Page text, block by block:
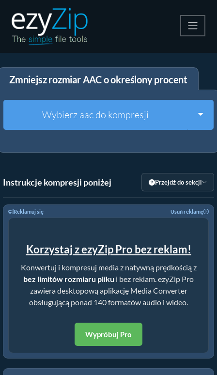
Rozpakuj
Inne narzędzia
Zmniejsz rozmiar AAC o określony procent
Wybierz aac do kompresji
Instrukcje kompresji poniżej Przejdź do sekcji
Reklamuj się Usuń reklamę
Korzystaj z ezyZip Pro bez reklam!
Konwertuj i kompresuj media z natywną prędkością z
bez limitów rozmiaru pliku i bez reklam. ezyZip Pro
zawiera desktopową aplikację Media Converter
obsługującą ponad 140 formatów audio i wideo.
Wypróbuj Pro